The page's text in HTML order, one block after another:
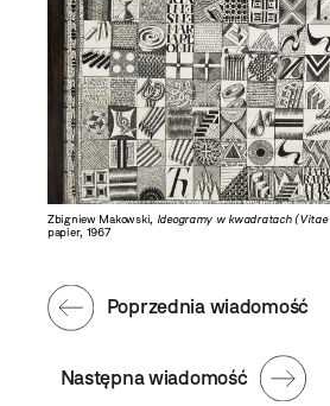
Zbigniew Makowski, Ideogramy w kwadratach (Vitae
papier, 1967
Następna wiadomość
Poprzednia wiadomość